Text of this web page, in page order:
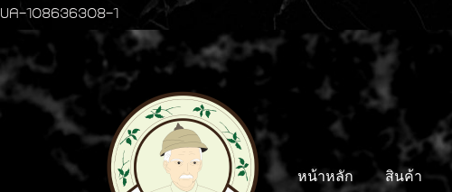
UA-108636308-1
หน้าหลัก สินค้า